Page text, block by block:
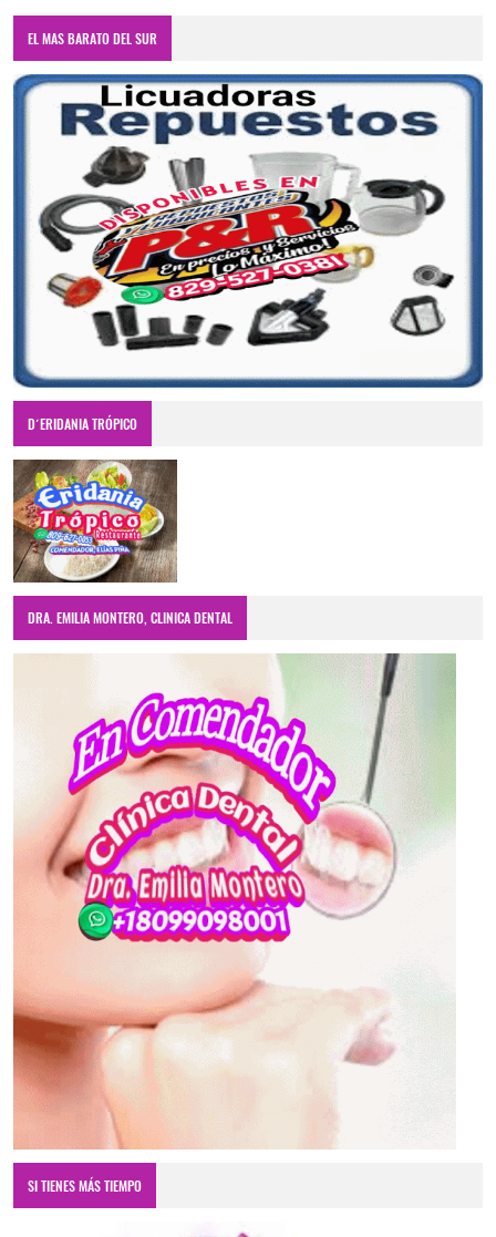
EL MAS BARATO DEL SUR
D´ERIDANIA TRÓPICO
DRA. EMILIA MONTERO, CLINICA DENTAL
SI TIENES MÁS TIEMPO